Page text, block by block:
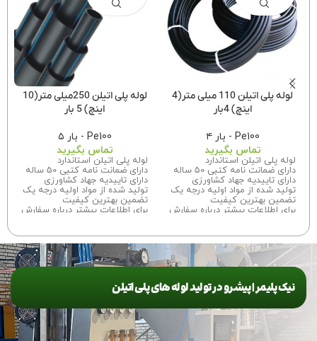
لوله پلی اتیلن 110 میلی متر(4
اینچ) 4بار
Pe100 - بار ۴
تماس بگیرید
لوله پلی اتیلن استاندارد
دارای ضمانت نامه کتبی 50 ساله
دارای تاییدیه جهاد کشاورزی
تولید شده از مواد اولیه درجه یک
تضمین بهترین کیفیت
برای اطلاعات بیشتر درباره سفارش
لوله پلی اتیلن 250میلی متر(10
اینچ) 5 بار
Pe100 - بار ۵
تماس بگیرید
لوله پلی اتیلن استاندارد
دارای ضمانت نامه کتبی 50 ساله
دارای تاییدیه جهاد کشاورزی
تولید شده از مواد اولیه درجه یک
تضمین بهترین کیفیت
برای اطلاعات بیشتر درباره سفارش
نیک پلیمر | پیشرو در تولید لوله های پلی اتیلن